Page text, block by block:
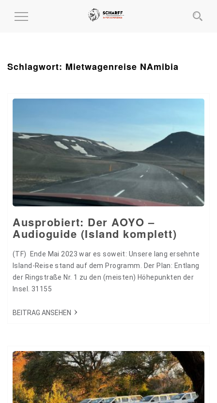
MENÜ
Schlagwort: Mietwagenreise NAmibia
Ausprobiert: Der AOYO –
Audioguide (Island komplett)
(TF) Ende Mai 2023 war es soweit: Unsere lang ersehnte
Island-Reise stand auf dem Programm. Der Plan: Entlang
der Ringstraße Nr. 1 zu den (meisten) Höhepunkten der
Insel. 31155
BEITRAG ANSEHEN